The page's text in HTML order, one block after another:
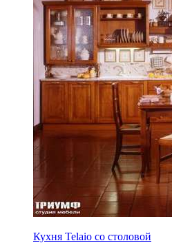
Кухня Telaio со столовой